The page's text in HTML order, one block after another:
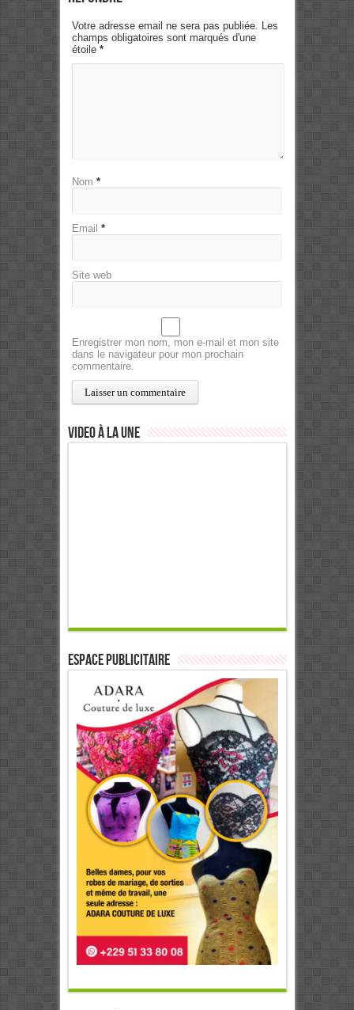
Votre adresse email ne sera pas publiée. Les
champs obligatoires sont marqués d'une
étoile *
Nom *
Email *
Site web
Enregistrer mon nom, mon e-mail et mon site
dans le navigateur pour mon prochain
commentaire.
Video à la Une
ESPACE PUBLICITAIRE